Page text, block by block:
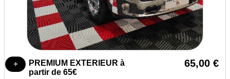
PREMIUM EXTERIEUR à
partir de 65€
65,00 €